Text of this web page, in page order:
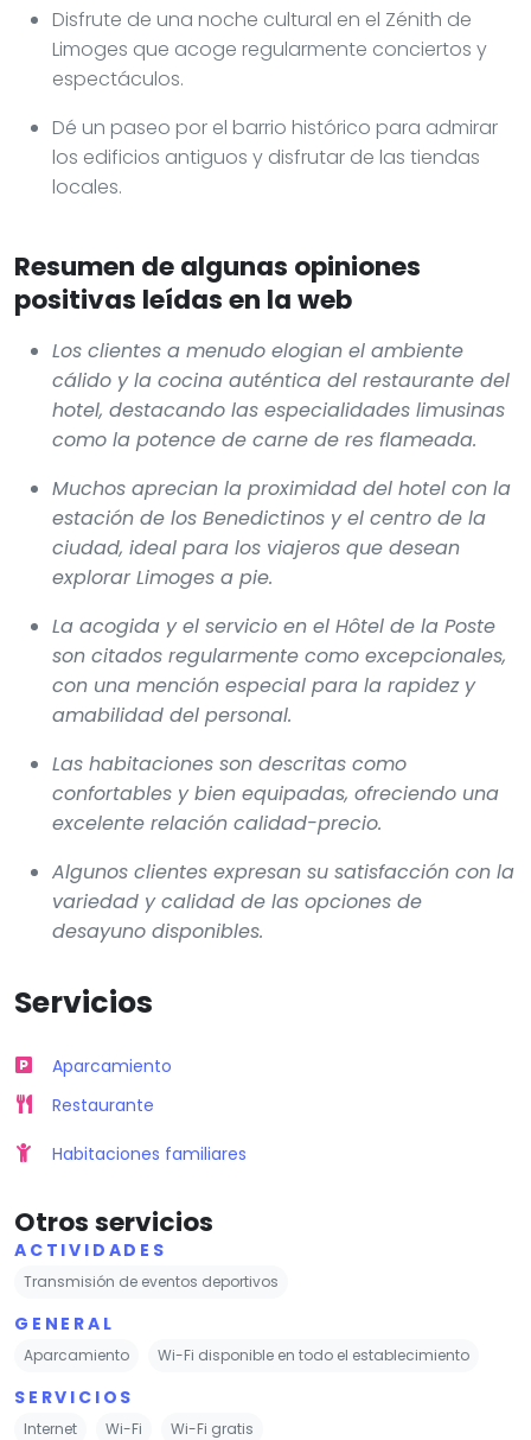
Disfrute de una noche cultural en el Zénith de
Limoges que acoge regularmente conciertos y
espectáculos.
Dé un paseo por el barrio histórico para admirar
los edificios antiguos y disfrutar de las tiendas
locales.
Resumen de algunas opiniones
positivas leídas en la web
Los clientes a menudo elogian el ambiente
cálido y la cocina auténtica del restaurante del
hotel, destacando las especialidades limusinas
como la potence de carne de res flameada.
Muchos aprecian la proximidad del hotel con la
estación de los Benedictinos y el centro de la
ciudad, ideal para los viajeros que desean
explorar Limoges a pie.
La acogida y el servicio en el Hôtel de la Poste
son citados regularmente como excepcionales,
con una mención especial para la rapidez y
amabilidad del personal.
Las habitaciones son descritas como
confortables y bien equipadas, ofreciendo una
excelente relación calidad-precio.
Algunos clientes expresan su satisfacción con la
variedad y calidad de las opciones de
desayuno disponibles.
Servicios
Aparcamiento
Restaurante
Habitaciones familiares
Otros servicios
ACTIVIDADES
Transmisión de eventos deportivos
GENERAL
Aparcamiento Wi-Fi disponible en todo el establecimiento
SERVICIOS
Internet Wi-Fi Wi-Fi gratis